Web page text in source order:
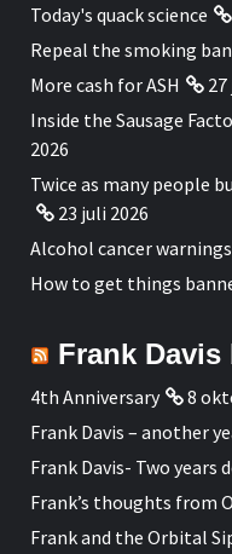
Today's quack science
Repeal the smoking ban
More cash for ASH
Inside the Sausage
2026
Twice as many people
23 juli 2026
Alcohol cancer
How to get things
Frank Davis
4th Anniversary
8
Frank Davis – another
Frank Davis- Two years
Frank’s thoughts from
Frank and the Orbital